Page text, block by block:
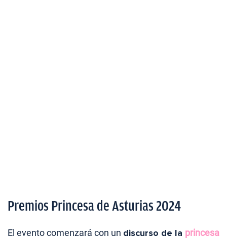
Premios Princesa de Asturias 2024
El evento comenzará con un discurso de la princesa